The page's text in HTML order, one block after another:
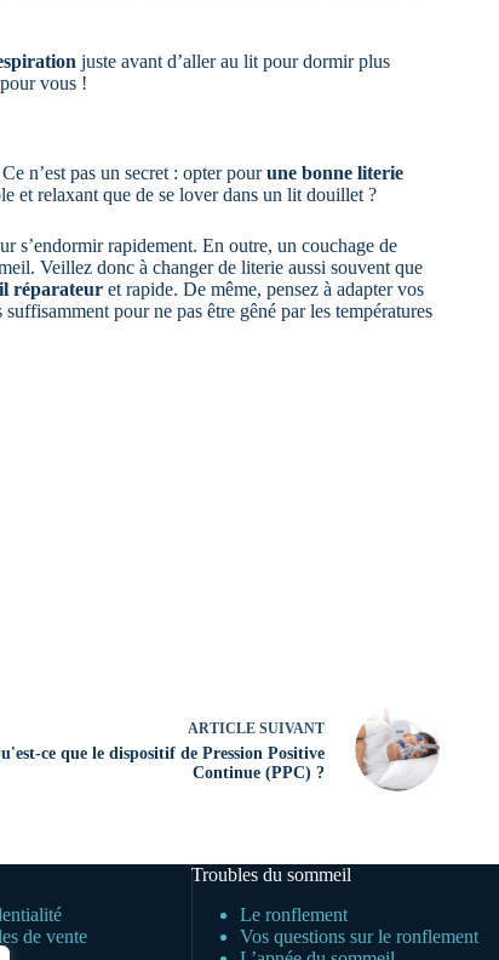
juste avant d’aller au lit pour dormir plus
vous !
n’est pas un secret : opter pourune bonne literie
et relaxant que de se lover dans un lit douillet ?
s’endormir rapidement. En outre, un couchage de
Veillez donc à changer de literie aussi souvent que
réparateur et rapide. De même, pensez à adapter vos
pour ne pas être gêné par les températures
ARTICLESUIVANT
ce que le dispositif de Pression Positive
Continue (PPC) ?
de vente
Troubles du sommeil
Le ronflement
Vos questions sur le ronflement